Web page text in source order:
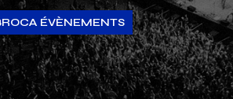
BROCA ÉVÈNEMENTS